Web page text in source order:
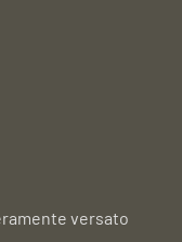
versato